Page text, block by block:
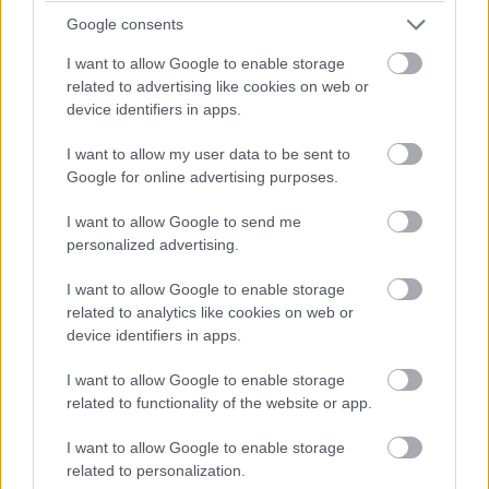
Google consents
I want to allow Google to enable storage
related to advertising like cookies on web or
device identifiers in apps.
I want to allow my user data to be sent to
Google for online advertising purposes.
I want to allow Google to send me
personalized advertising.
I want to allow Google to enable storage
related to analytics like cookies on web or
device identifiers in apps.
I want to allow Google to enable storage
related to functionality of the website or app.
I want to allow Google to enable storage
related to personalization.
Knižný tip: Ivar Otruba – Krásy talianskych záhrad